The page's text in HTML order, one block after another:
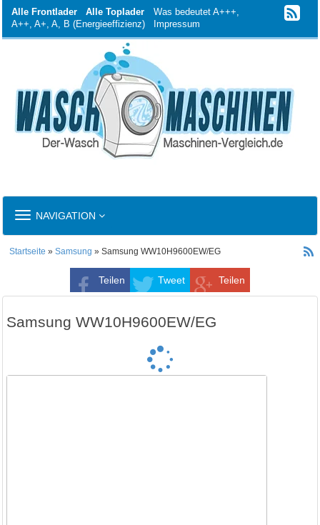
Alle Frontlader Alle Toplader
Was bedeutet A+++,
A++, A+, A, B (Energieeffizienz)
Impressum
TOGGLE
NAVIGATION
Startseite » Samsung » Samsung WW10H9600EW/EG
Teilen Tweet Teilen
Samsung WW10H9600EW/EG